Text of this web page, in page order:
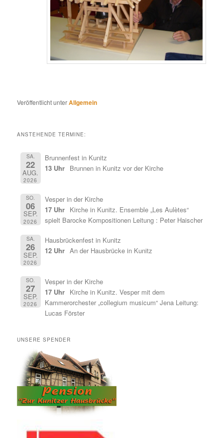
Veröffentlicht unterAllgemein
ANSTEHENDE TERMINE:
SA.
22
AUG.
2026
Brunnenfest in Kunitz
13 Uhr Brunnen in Kunitz vor der Kirche
SO.
06
SEP.
2026
Vesper in der Kirche
17 Uhr Kirche in Kunitz. Ensemble „Les Aulètes“
spielt Barocke Kompositionen Leitung : Peter Haischer
SA.
26
SEP.
2026
Hausbrückenfest in Kunitz
12 Uhr An der Hausbrücke in Kunitz
SO.
27
SEP.
2026
Vesper in der Kirche
17 Uhr Kirche in Kunitz. Vesper mit dem
Kammerorchester „collegium musicum“ Jena Leitung:
Lucas Förster
UNSERE SPENDER